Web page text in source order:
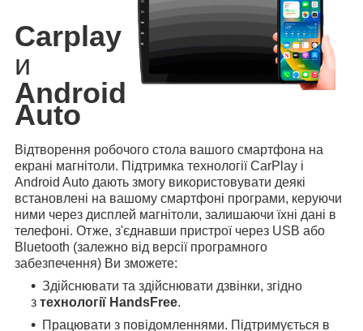
Carplay
и
Android
Auto
Відтворення робочого стола вашого смартфона на
екрані магнітоли. Підтримка технології CarPlay і
Android Auto дають змогу використовувати деякі
встановлені на вашому смартфоні програми, керуючи
ними через дисплей магнітоли, залишаючи їхні дані в
телефоні. Отже, з'єднавши пристрої через USB або
Bluetooth (залежно від версії програмного
забезпечення) Ви зможете:
Здійснювати та здійснювати дзвінки, згідно
з технології HandsFree.
Працювати з повідомленнями. Підтримується в